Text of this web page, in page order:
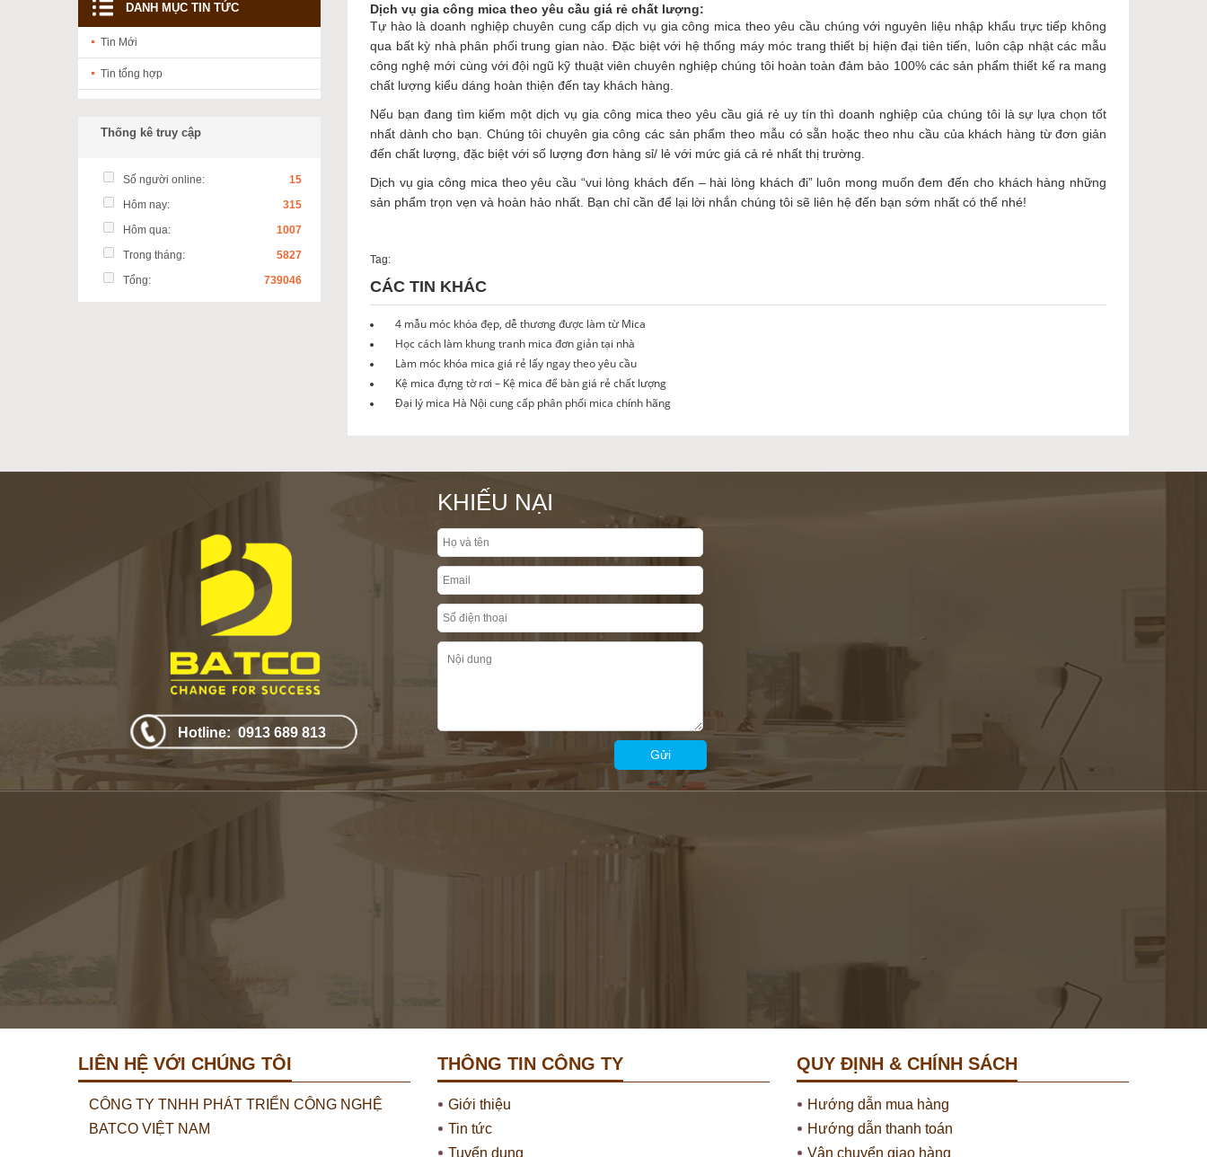
DANH MỤC TIN TỨC
Tin Mới
Tin tổng hợp
Thống kê truy cập
Số người online:
15
Hôm nay:
315
Hôm qua:
1007
Trong tháng:
5827
Tổng:
739046
Dịch vụ gia công mica theo yêu cầu giá rẻ chất lượng:
Tự hào là doanh nghiệp chuyên cung cấp dịch vụ gia công mica theo yêu cầu chúng với nguyên liệu nhập khẩu trực tiếp không
qua bất kỳ nhà phân phối trung gian nào. Đặc biệt với hệ thống máy móc trang thiết bị hiện đại tiên tiến, luôn cập nhật các mẫu
công nghệ mới cùng với đội ngũ kỹ thuật viên chuyên nghiệp chúng tôi hoàn toàn đảm bảo 100% các sản phẩm thiết kế ra mang
chất lượng kiểu dáng hoàn thiện đến tay khách hàng.
Nếu bạn đang tìm kiếm một dịch vụ gia công mica theo yêu cầu giá rẻ uy tín thì doanh nghiệp của chúng tôi là sự lựa chọn tốt
nhất dành cho bạn. Chúng tôi chuyên gia công các sản phẩm theo mẫu có sẵn hoặc theo nhu cầu của khách hàng từ đơn giản
đến chất lượng, đặc biệt với số lượng đơn hàng sỉ/ lẻ với mức giá cả rẻ nhất thị trường.
Dịch vụ gia công mica theo yêu cầu “vui lòng khách đến – hài lòng khách đi” luôn mong muốn đem đến cho khách hàng những
sản phẩm trọn vẹn và hoàn hảo nhất. Bạn chỉ cần để lại lời nhắn chúng tôi sẽ liên hệ đến bạn sớm nhất có thể nhé!
Tag:
CÁC TIN KHÁC
4 mẫu móc khóa đẹp, dễ thương được làm từ Mica
Học cách làm khung tranh mica đơn giản tại nhà
Làm móc khóa mica giá rẻ lấy ngay theo yêu cầu
Kệ mica đựng tờ rơi – Kệ mica để bàn giá rẻ chất lượng
Đại lý mica Hà Nội cung cấp phân phối mica chính hãng
Hotline: 0913 689 813
KHIẾU NẠI
LIÊN HỆ VỚI CHÚNG TÔI
CÔNG TY TNHH PHÁT TRIỂN CÔNG NGHỆ
BATCO VIỆT NAM
THÔNG TIN CÔNG TY
Giới thiệu
Tin tức
Tuyển dụng
QUY ĐỊNH & CHÍNH SÁCH
Hướng dẫn mua hàng
Hướng dẫn thanh toán
Vận chuyển giao hàng